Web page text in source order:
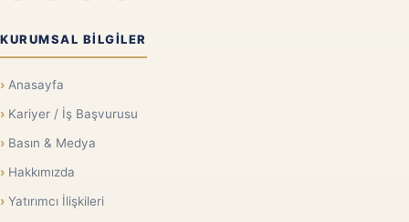
KURUMSAL BILGILER
Anasayfa
Kariyer / İş Başvurusu
Basın & Medya
Hakkımızda
Yatırımcı İlişkileri